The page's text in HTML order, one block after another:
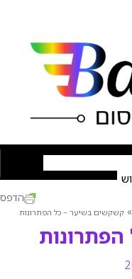
» קשקשים בשיער – כל הפתרונות
הדפס